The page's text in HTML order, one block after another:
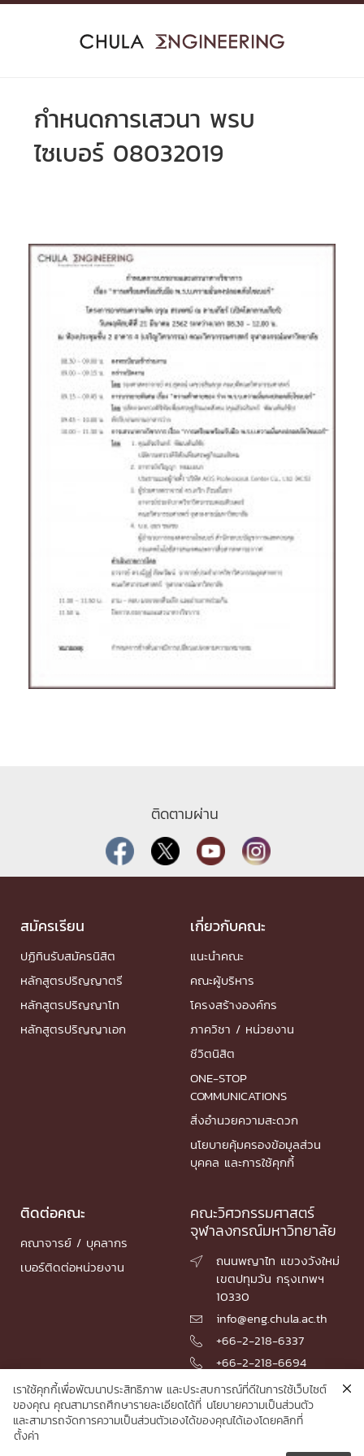
Skip
กำหนดการเสวนา พรบ
ไซเบอร์ 08032019
ติดตามผ่าน
สมัครเรียน
ปฏิทินรับสมัครนิสิต
หลักสูตรปริญญาตรี
หลักสูตรปริญญาโท
หลักสูตรปริญญาเอก
เกี่ยวกับคณะ
แนะนำคณะ
คณะผู้บริหาร
โครงสร้างองค์กร
ภาควิชา / หน่วยงาน
ชีวิตนิสิต
ONE-STOP
COMMUNICATIONS
สิ่งอำนวยความสะดวก
นโยบายคุ้มครองข้อมูลส่วน
บุคคล และการใช้คุกกี้
ติดต่อคณะ
คณาจารย์ / บุคลากร
เบอร์ติดต่อหน่วยงาน
คณะวิศวกรรมศาสตร์
จุฬาลงกรณ์มหาวิทยาลัย

ถนนพญาไท แขวงวังใหม่
เขตปทุมวัน กรุงเทพฯ
10330
 info@eng.chula.ac.th
 +66-2-218-6337
 +66-2-218-6694
© 2026 Faculty of Engineering, Chulalongkorn University
เราใช้คุกกี้เพื่อพัฒนาประสิทธิภาพ และประสบการณ์ที่ดีในการใช้เว็บไซต์
ของคุณ คุณสามารถศึกษารายละเอียดได้ที่ นโยบายความเป็นส่วนตัว
และสามารถจัดการความเป็นส่วนตัวเองได้ของคุณได้เองโดยคลิกที่
ตั้งค่า